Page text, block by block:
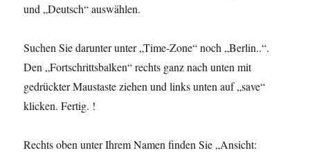
und „Deutsch“ auswählen.
Suchen Sie darunter unter „Time-Zone“ noch „Berlin..“.
Den „Fortschrittsbalken“ rechts ganz nach unten mit
gedrückter Maustaste ziehen und links unten auf „save“
klicken. Fertig. !
Rechts oben unter Ihrem Namen finden Sie „Ansicht: